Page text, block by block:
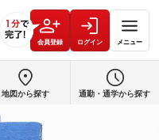
会員登録 ログイン メニュー
地図から探す 通勤・通学から探す